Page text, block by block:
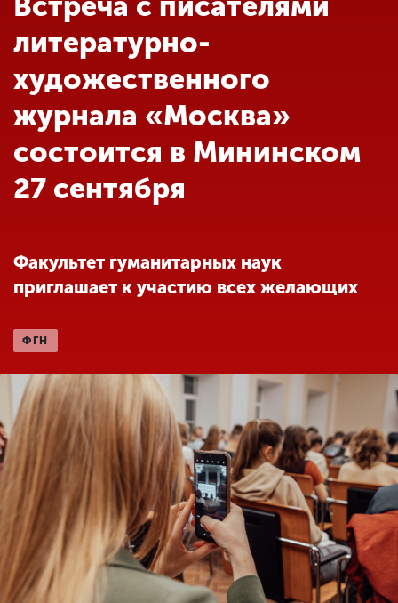
Абитуриенту
Обучение
Наука
Другие виды
Студенческая жизнь
Сведения об
образовательной
организации
ENG SPN CHI
литературно-
художественного
журнала «Москва»
состоится в Мининском
27 сентября
Факультет гуманитарных наук
приглашает к участию всех желающих
ФГН